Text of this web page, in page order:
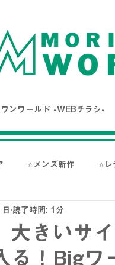
ンワールド -WEBチラシ-
⭐メンズ新作 ⭐
ルド新着情報
go slow caravan
きいサイ
る！Bigワ
読了時間: 1分